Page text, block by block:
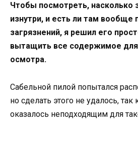
Чтобы посмотреть, насколько
изнутри, и есть ли там вообще
загрязнений, я решил его
вытащить все содержимое
осмотра.
Сабельной пилой попытался
но сделать этого не удалось, так
оказалось неподходящим для